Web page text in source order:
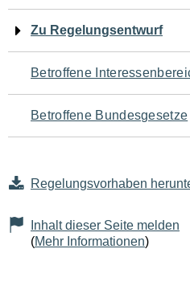
für
den
Seiteninhalt
Zu Regelungsentwurf
Betroffene
Betroffene Bundesgesetze
Regelungsvorhaben
Inhalt dieser Seite melden
(Mehr Informationen)